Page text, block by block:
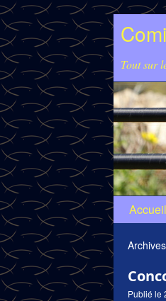
Tout sur
Accueil
Publié le